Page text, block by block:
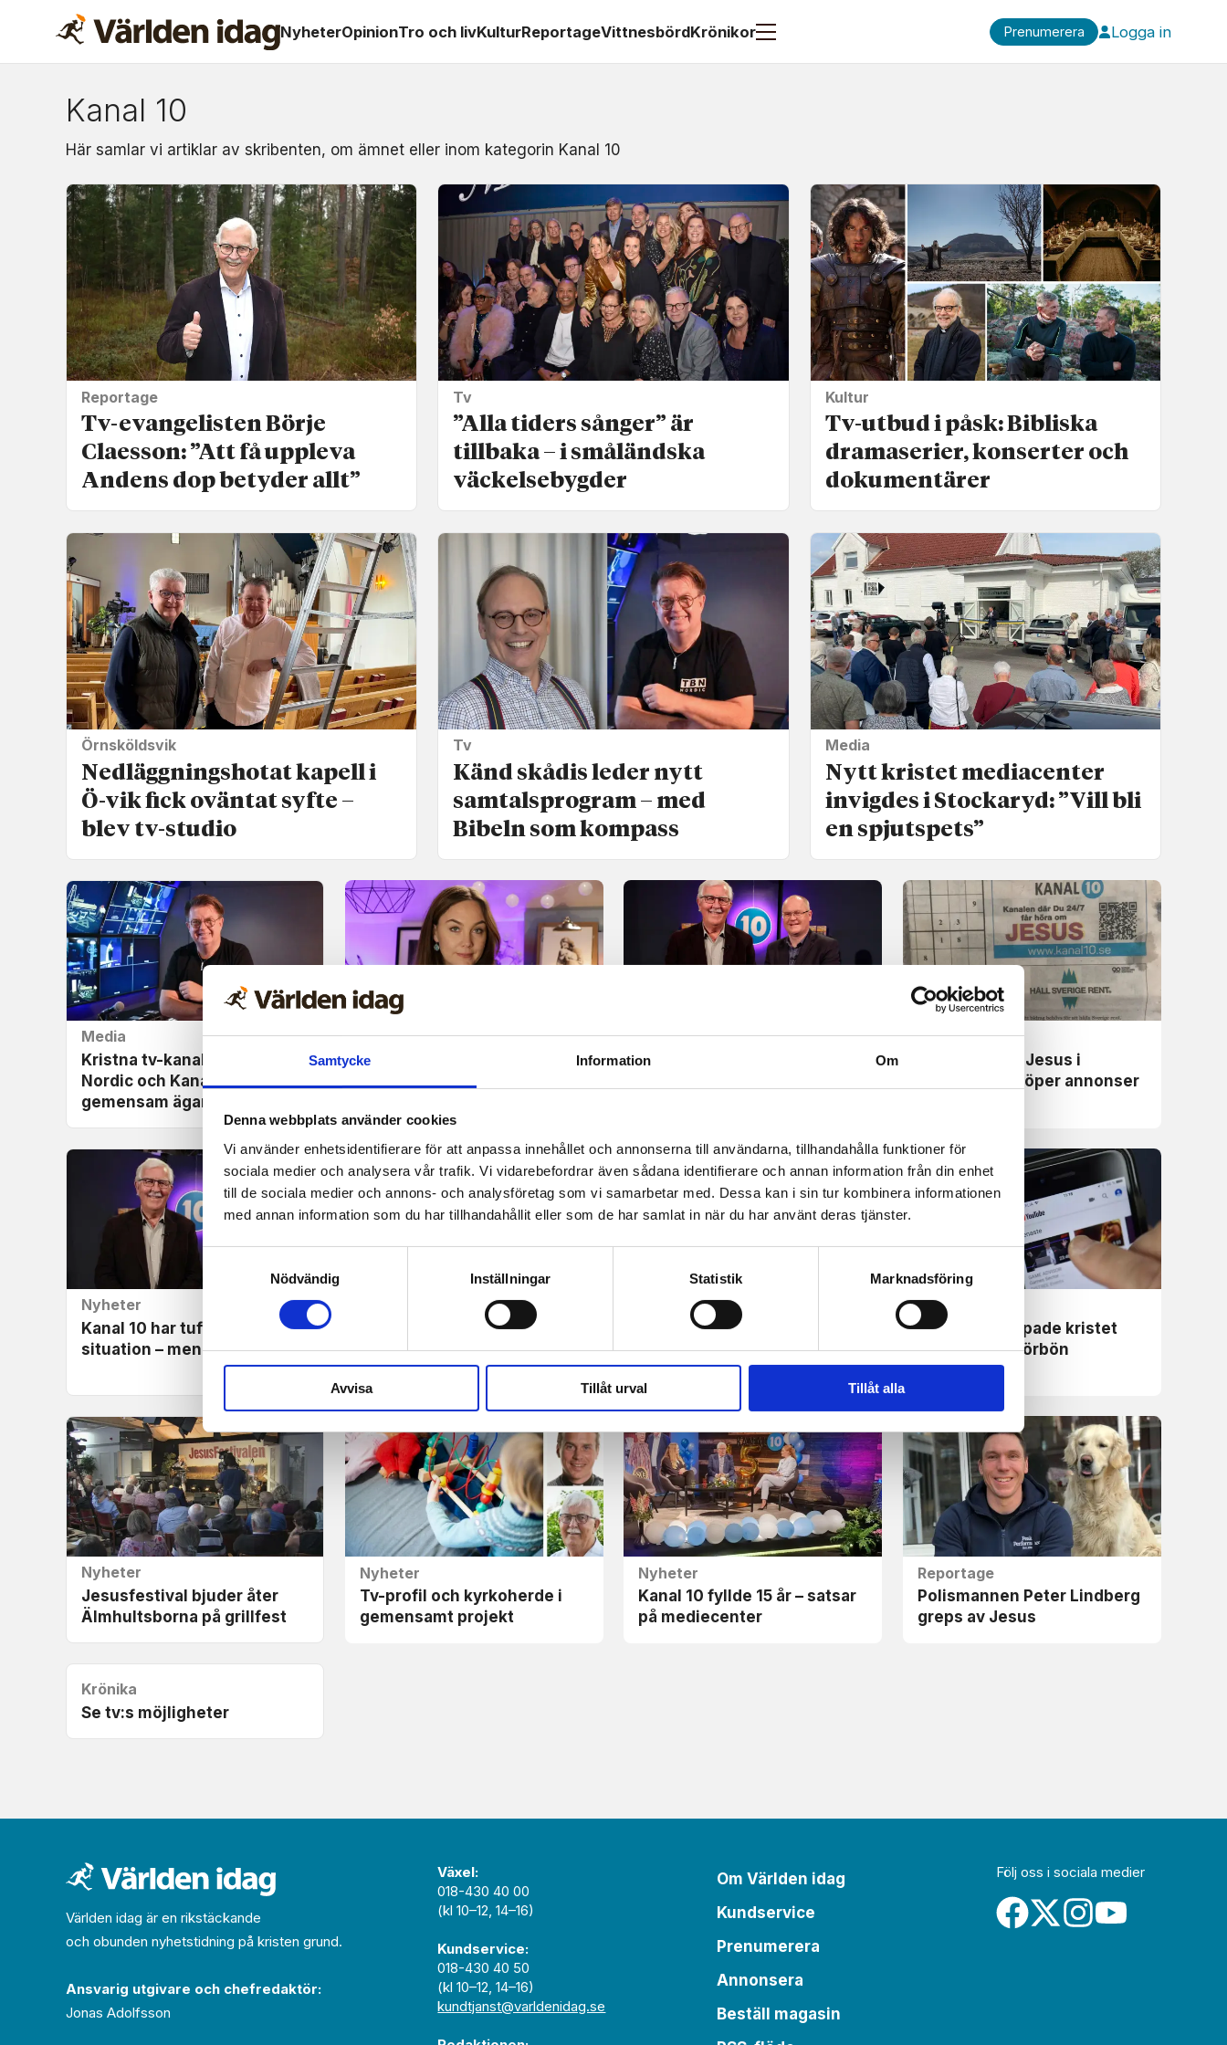
Samtycke Information Om
Denna webbplats använder cookies
Vi använder enhetsidentifierare för att anpassa innehållet och annonserna till användarna, tillhandahålla funktioner för
sociala medier och analysera vår trafik. Vi vidarebefordrar även sådana identifierare och annan information från din enhet
till de sociala medier och annons- och analysföretag som vi samarbetar med. Dessa kan i sin tur kombinera informationen
med annan information som du har tillhandahållit eller som de har samlat in när du har använt deras tjänster.
Nödvändig
Inställningar Statistik Marknadsföring
Avvisa Tillåt urval Tillåt alla
NyheterOpinionTro och livKulturReportageVittnesbördKrönikor Prenumerera Logga in
Om:
kanal
Kanal 10
Här samlar vi artiklar av skribenten, om ämnet eller inom kategorin Kanal 10
Reportage
Tv-evangelisten Börje
Claesson: ”Att få uppleva
Andens dop betyder allt”
Tv
”Alla tiders sånger” är
tillbaka – i småländska
väckelse­bygder
Kultur
Tv-utbud i påsk: Bibliska
drama­serier, konserter och
dokumentärer
Örnsköldsvik
Nedläggnings­hotat kapell i
Ö-vik fick oväntat syfte –
blev tv-studio
Tv
Känd skådis leder nytt
samtals­program – med
Bibeln som kompass
Media
Nytt kristet media­center
invigdes i Stockaryd: ”Vill bli
en spjutspets”
Media
Kristna tv-kanalerna TBN
Nordic och Kanal 10 får
gemensam ägare
Vittnesbörd
Hanna vill förmedla Faderns
Tv
Kanal 10 får nya ägare – Börje
Evangelisation
Mona sprider Jesus i
lokalpress – köper annonser
Nyheter
Kanal 10 har tuff ekonomisk
situation – men är hoppfulla
översvämmades – fick
avbryta förbönsprogram
Nyheter
Kanal 10 vädjar om ökat
ekonomiskt stöd
Nyheter
Youtube stoppade kristet
program om förbön
Nyheter
Jesusfestival bjuder åter
Älmhultsborna på grillfest
Nyheter
Tv-profil och kyrkoherde i
gemensamt projekt
Nyheter
Kanal 10 fyllde 15 år – satsar
på mediecenter
Reportage
Polismannen Peter Lindberg
greps av Jesus
Krönika
Se tv:s möjligheter
Världen idag är en rikstäckande
och obunden nyhets­­­tidning på kristen grund.
Ansvarig utgivare och chef­redaktör:
Jonas Adolfsson
Växel:
018-430 40 00
(kl 10–12, 14–16)
Kundservice:
018-430 40 50
(kl 10–12, 14–16)
kundtjanst@varldenidag.se
Om Världen idag
Kundservice
Prenumerera
Annonsera
Beställ magasin
Följ oss i sociala medier